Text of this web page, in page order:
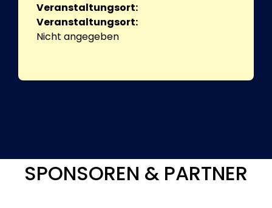
Veranstaltungsort:
Veranstaltungsort:
Nicht angegeben
SPONSOREN & PARTNER